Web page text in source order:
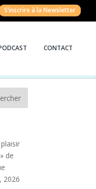
S’inscrire à la Newsletter
CONTACT
de
2026